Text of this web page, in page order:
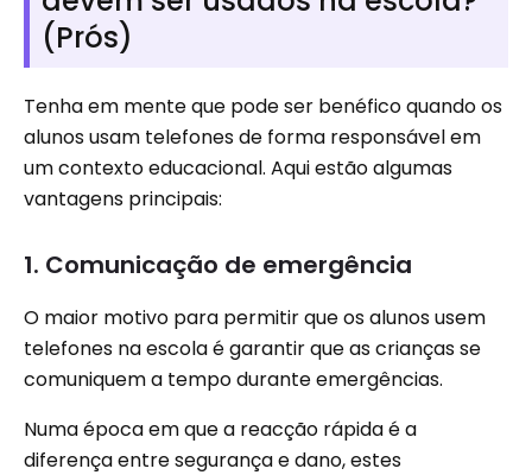
(Prós)
Tenha em mente que pode ser benéfico quando os
alunos usam telefones de forma responsável em
um contexto educacional. Aqui estão algumas
vantagens principais:
1. Comunicação de emergência
O maior motivo para permitir que os alunos usem
telefones na escola é garantir que as crianças se
comuniquem a tempo durante emergências.
Numa época em que a reacção rápida é a
diferença entre segurança e dano, estes